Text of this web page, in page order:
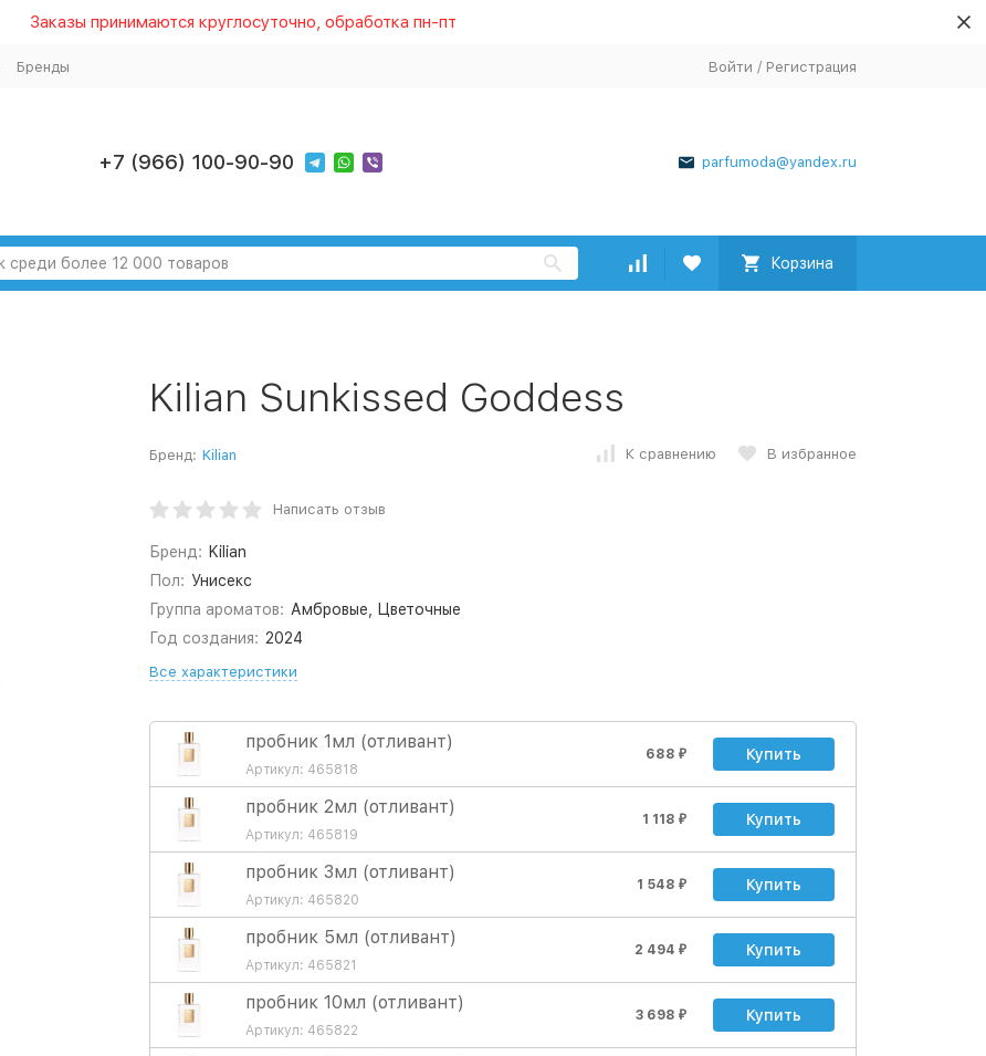
Заказы принимаются круглосуточно, обработка пн-пт
Бренды Войти / Регистрация
+7 (966) 100-90-90 parfumoda@yandex.ru
Корзина
Kilian Sunkissed Goddess
Бренд: Kilian К сравнению В избранное
Написать отзыв
Бренд: Kilian
Пол: Унисекс
Группа ароматов: Амбровые, Цветочные
Год создания: 2024
Все характеристики
пробник 1мл (отливант)
Артикул: 465818
688 ₽ Купить
пробник 2мл (отливант)
Артикул: 465819
1 118 ₽ Купить
пробник 3мл (отливант)
Артикул: 465820
1 548 ₽ Купить
пробник 5мл (отливант)
Артикул: 465821
2 494 ₽ Купить
пробник 10мл (отливант)
Артикул: 465822
3 698 ₽ Купить